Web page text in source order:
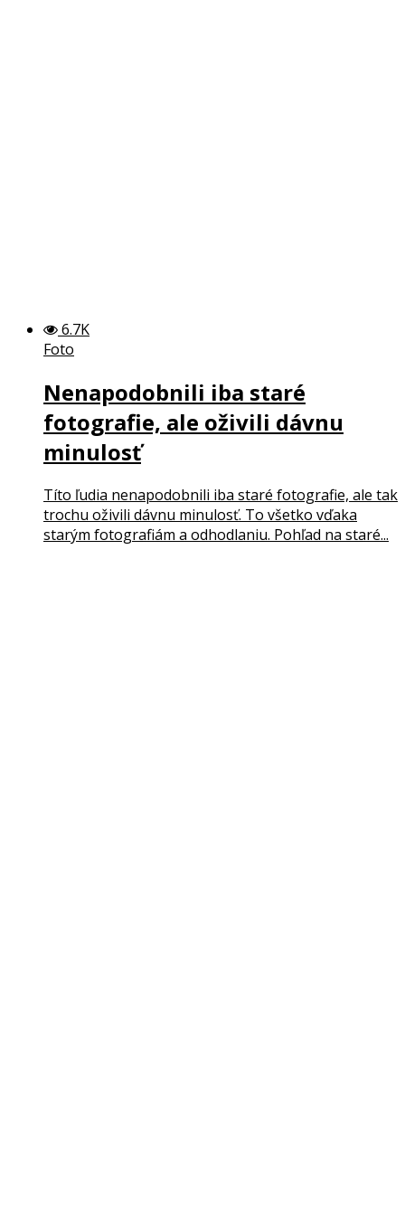
6.7K
Foto
Nenapodobnili iba staré
fotografie, ale oživili dávnu
minulosť
Títo ľudia nenapodobnili iba staré fotografie, ale tak
trochu oživili dávnu minulosť. To všetko vďaka
starým fotografiám a odhodlaniu. Pohľad na staré...